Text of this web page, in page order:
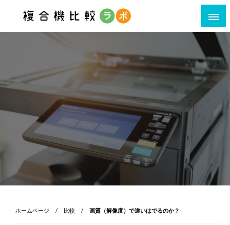
利用シーン・ポイント別複合機比較サイト
ホームページ 比較 画質（解像度）で違いはでるのか？